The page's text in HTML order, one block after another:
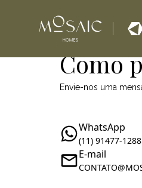
Como
Envie-nos uma
WhatsApp
(11) 91477-1288
E-mail